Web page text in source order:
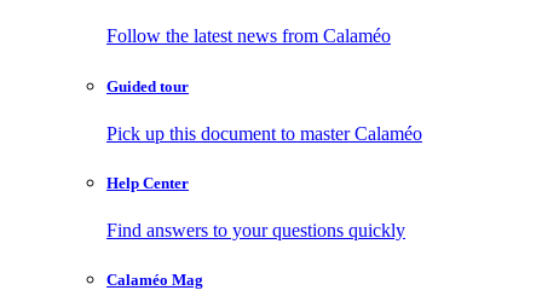
Follow the latest news from Calaméo
Guided tour
Pick up this document to master Calaméo
Help Center
Find answers to your questions quickly
Calaméo Mag